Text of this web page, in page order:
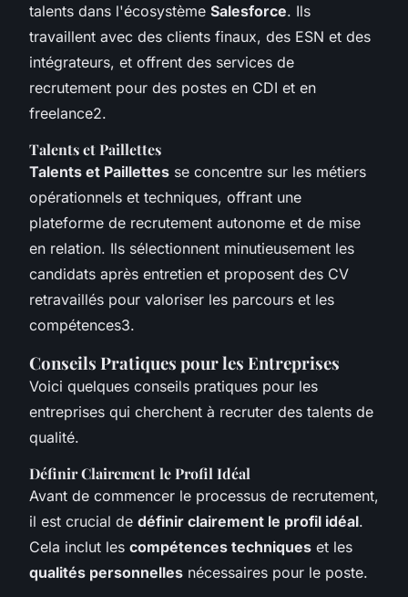
talents dans l'écosystème Salesforce. Ils
travaillent avec des clients finaux, des ESN et des
intégrateurs, et offrent des services de
recrutement pour des postes en CDI et en
freelance2.
Talents et Paillettes
Talents et Paillettes se concentre sur les métiers
opérationnels et techniques, offrant une
plateforme de recrutement autonome et de mise
en relation. Ils sélectionnent minutieusement les
candidats après entretien et proposent des CV
retravaillés pour valoriser les parcours et les
compétences3.
Conseils Pratiques pour les Entreprises
Voici quelques conseils pratiques pour les
entreprises qui cherchent à recruter des talents de
qualité.
Définir Clairement le Profil Idéal
Avant de commencer le processus de recrutement,
il est crucial de définir clairement le profil idéal.
Cela inclut les compétences techniques et les
qualités personnelles nécessaires pour le poste.